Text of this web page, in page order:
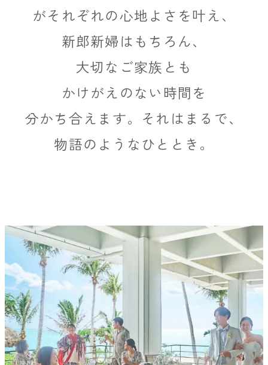
がそれぞれの心地よさを叶え、
新郎新婦はもちろん、
大切なご家族とも
かけがえのない時間を
分かち合えます。 それはまるで、
物語のようなひととき。